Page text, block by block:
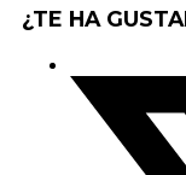
¿TE HA